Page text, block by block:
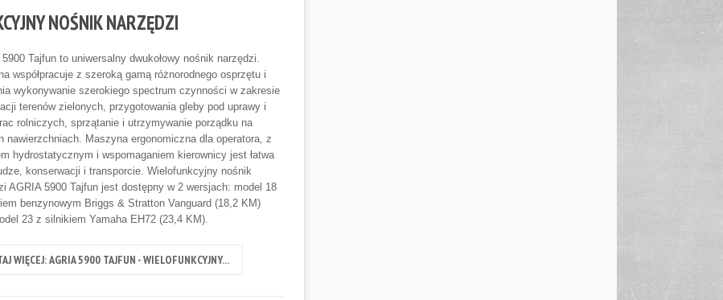
NOŚNIK NARZĘDZI
Tajfun to uniwersalny dwukołowy nośnik narzędzi.
współpracuje z szeroką gamą różnorodnego osprzętu i
wykonywanie szerokiego spectrum czynności w zakresie
terenów zielonych, przygotowania gleby pod uprawy i
rolniczych, sprzątanie i utrzymywanie porządku na
nawierzchniach. Maszyna ergonomiczna dla operatora, z
hydrostatycznym i wspomaganiem kierownicy jest łatwa
konserwacji i transporcie. Wielofunkcyjny nośnik
AGRIA 5900 Tajfun jest dostępny w 2 wersjach: model 18
benzynowym Briggs & Stratton Vanguard (18,2 KM)
23 z silnikiem Yamaha EH72 (23,4 KM).
WIĘCEJ: AGRIA 5900 TAJFUN - WIELOFUNKCYJNY...